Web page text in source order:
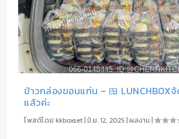
ข้าวกล่องขอนแก่น – 🍱 LUNCHBOX
แล้วค่ะ
โพสต์โดยkkboxset |มิ.ย. 12, 2025 |ผลงาน |